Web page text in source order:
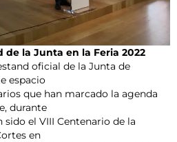
de la Junta en la Feria 2022
oficial de la Junta de
espacio
que han marcado la agenda
durante
el VIII Centenario de la
en